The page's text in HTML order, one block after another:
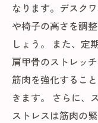
なります。デスク
や椅子の高さを調
しょう。 また、定
肩甲骨のストレッ
筋肉を強化するこ
きます。 さらに、
ストレスは筋肉の